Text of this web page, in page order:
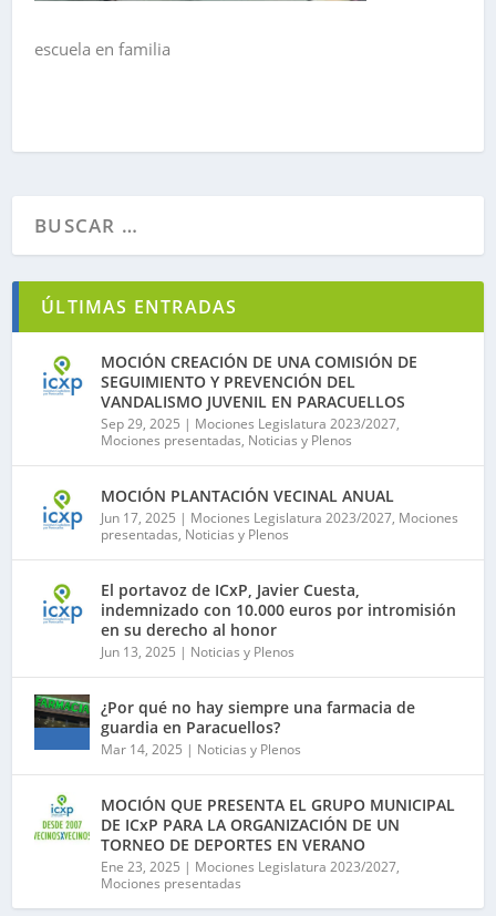
escuela en familia
ÚLTIMAS ENTRADAS
MOCIÓN CREACIÓN DE UNA COMISIÓN DE
SEGUIMIENTO Y PREVENCIÓN DEL
VANDALISMO JUVENIL EN PARACUELLOS
Sep 29, 2025 | Mociones Legislatura 2023/2027,
Mociones presentadas, Noticias y Plenos
MOCIÓN PLANTACIÓN VECINAL ANUAL
Jun 17, 2025 | Mociones Legislatura 2023/2027, Mociones
presentadas, Noticias y Plenos
El portavoz de ICxP, Javier Cuesta,
indemnizado con 10.000 euros por intromisión
en su derecho al honor
Jun 13, 2025 | Noticias y Plenos
¿Por qué no hay siempre una farmacia de
guardia en Paracuellos?
Mar 14, 2025 | Noticias y Plenos
MOCIÓN QUE PRESENTA EL GRUPO MUNICIPAL
DE ICxP PARA LA ORGANIZACIÓN DE UN
TORNEO DE DEPORTES EN VERANO
Ene 23, 2025 | Mociones Legislatura 2023/2027,
Mociones presentadas